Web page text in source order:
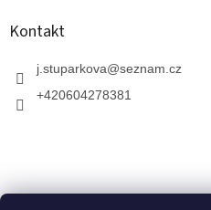
Kontakt
j.stuparkova@seznam.cz
+420604278381